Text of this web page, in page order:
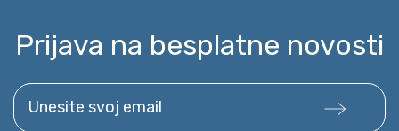
Prijava na besplatne novosti
Unesite svoj email